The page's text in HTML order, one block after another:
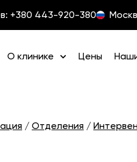
+380 443-920-380
О клинике Цены
/ Отделения /